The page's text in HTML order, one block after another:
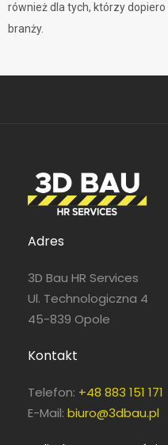
również dla tych, którzy
branży.
Adres
3D Bau HR Services
Ul. Technologiczna 4
45-839 Opole
Kontakt
Telefon: +48 883 151 171
E-Mail: biuro@3dbau.pl